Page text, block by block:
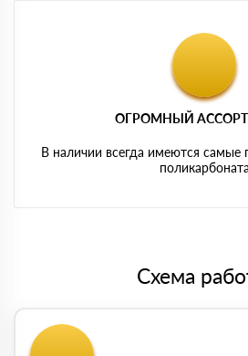
ОГРОМНЫЙ
В наличии всегда имеются самые
поликарбоната
Схема